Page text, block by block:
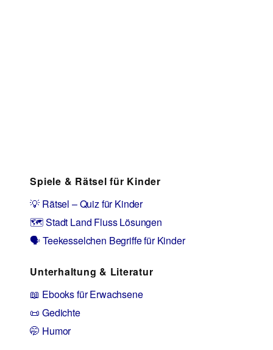
Spiele & Rätsel für Kinder
💡 Rätsel – Quiz für Kinder
🗺️ Stadt Land Fluss Lösungen
🗣️ Teekesselchen Begriffe für Kinder
Unterhaltung & Literatur
📖 Ebooks für Erwachsene
📜 Gedichte
🤭 Humor